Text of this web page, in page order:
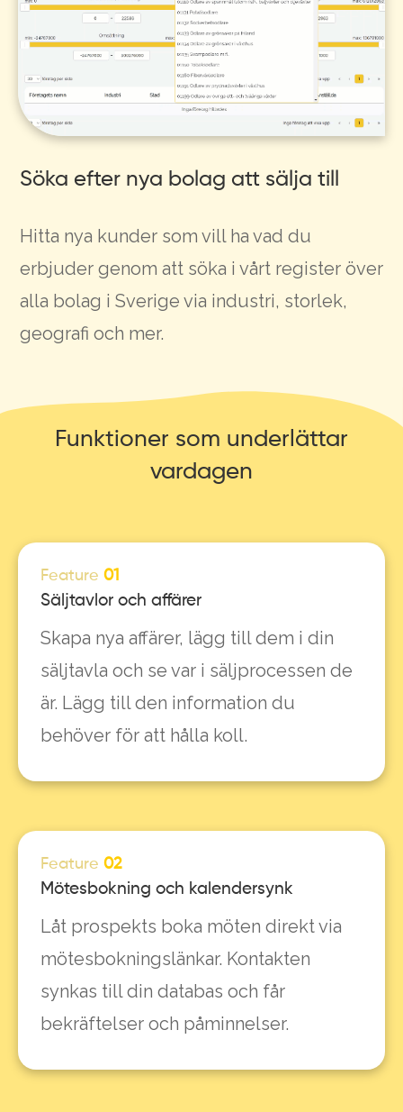
Söka efter nya bolag att sälja till
Hitta nya kunder som vill ha vad du
erbjuder genom att söka i vårt register över
alla bolag i Sverige via industri, storlek,
geografi och mer.
Funktioner som underlättar
vardagen
Feature 01
Säljtavlor och affärer
Skapa nya affärer, lägg till dem i din
säljtavla och se var i säljprocessen de
är. Lägg till den information du
behöver för att hålla koll.
Feature 02
Mötesbokning och kalendersynk
Låt prospekts boka möten direkt via
mötesbokningslänkar. Kontakten
synkas till din databas och får
bekräftelser och påminnelser.